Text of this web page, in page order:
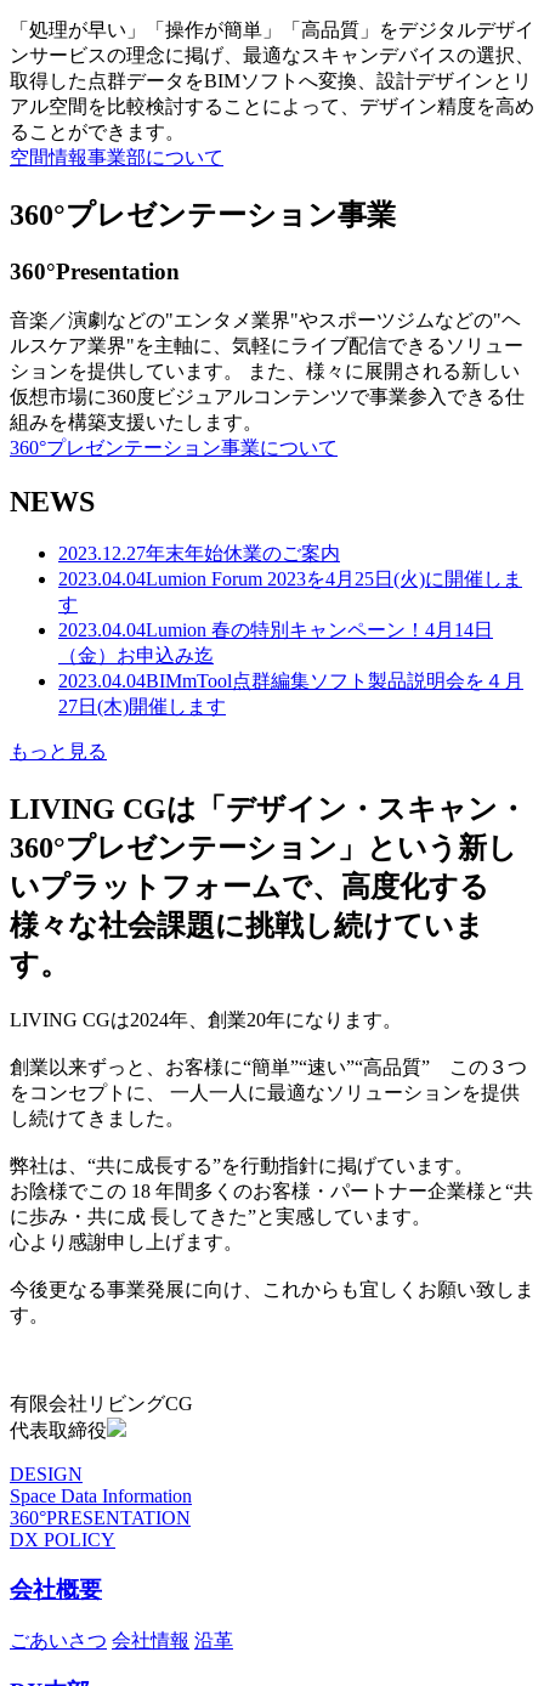
「処理が早い」「操作が簡単」「高品質」をデジタルデザイ
ンサービスの理念に掲げ、最適なスキャンデバイスの選択、
取得した点群データをBIMソフトへ変換、設計デザインとリ
アル空間を比較検討することによって、デザイン精度を高め
ることができます。
空間情報事業部について
360°プレゼンテーション事業
360°Presentation
音楽／演劇などの"エンタメ業界"やスポーツジムなどの"ヘ
ルスケア業界"を主軸に、気軽にライブ配信できるソリュー
ションを提供しています。 また、様々に展開される新しい
仮想市場に360度ビジュアルコンテンツで事業参入できる仕
組みを構築支援いたします。
360°プレゼンテーション事業について
NEWS
2023.12.27年末年始休業のご案内
2023.04.04Lumion Forum 2023を4月25日(火)に開催しま
す
2023.04.04Lumion 春の特別キャンペーン！4月14日
（金）お申込み迄
2023.04.04BIMmTool点群編集ソフト製品説明会を４月
27日(木)開催します
もっと見る
LIVING CGは「デザイン・スキャン・
360°プレゼンテーション」という新し
いプラットフォームで、高度化する
様々な社会課題に挑戦し続けていま
す。
LIVING CGは2024年、創業20年になります。
創業以来ずっと、お客様に“簡単”“速い”“高品質” この３つ
をコンセプトに、 一人一人に最適なソリューションを提供
し続けてきました。
弊社は、“共に成長する”を行動指針に掲げています。
お陰様でこの 18 年間多くのお客様・パートナー企業様と“共
に歩み・共に成 長してきた”と実感しています。
心より感謝申し上げます。
今後更なる事業発展に向け、これからも宜しくお願い致しま
す。
有限会社リビングCG
代表取締役
DESIGN
Space Data Information
360°PRESENTATION
DX POLICY
会社概要
ごあいさつ 会社情報 沿革